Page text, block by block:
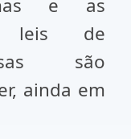
e as
leis de
são
ainda em